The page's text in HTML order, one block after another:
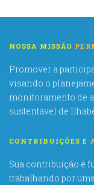
NOSSA MISSÃO
Promover a
visando o
monitoramento de
sustentável de
CONTRIBUIÇÕES E
Sua contribuição é
trabalhando por